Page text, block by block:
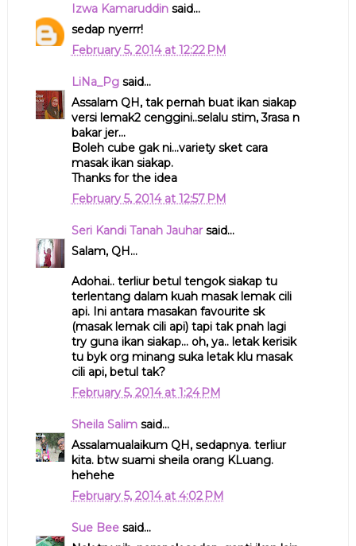
Izwa Kamaruddinsaid...
sedap nyerrr!
February 5, 2014 at 12:22 PM
LiNa_Pgsaid...
Assalam QH, tak pernah buat ikan siakap
versi lemak2 cenggini..selalu stim, 3rasa n
bakar jer...
Boleh cube gak ni...variety sket cara
masak ikan siakap.
Thanks for the idea
February 5, 2014 at 12:57 PM
Seri Kandi Tanah Jauharsaid...
Salam, QH...
Adohai.. terliur betul tengok siakap tu
terlentang dalam kuah masak lemak cili
api. Ini antara masakan favourite sk
(masak lemak cili api) tapi tak pnah lagi
try guna ikan siakap... oh, ya.. letak kerisik
tu byk org minang suka letak klu masak
cili api, betul tak?
February 5, 2014 at 1:24 PM
Sheila Salimsaid...
Assalamualaikum QH, sedapnya. terliur
kita. btw suami sheila orang KLuang.
hehehe
February 5, 2014 at 4:02 PM
Sue Beesaid...